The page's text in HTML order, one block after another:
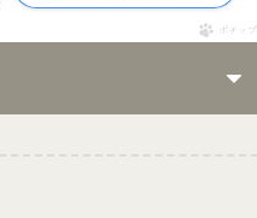
ポチップ